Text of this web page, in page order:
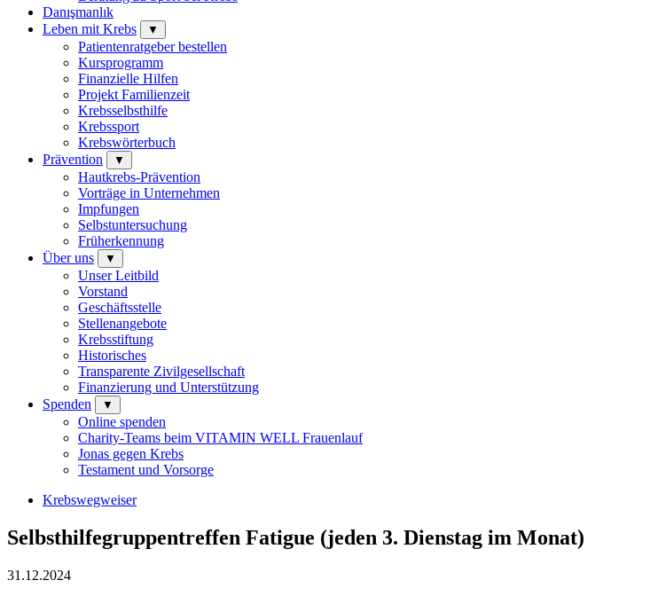
Danışmanlık
Leben mit Krebs
▼
Patientenratgeber bestellen
Kursprogramm
Finanzielle Hilfen
Projekt Familienzeit
Krebsselbsthilfe
Krebssport
Krebswörterbuch
Prävention
▼
Hautkrebs-Prävention
Vorträge in Unternehmen
Impfungen
Selbstuntersuchung
Früherkennung
Über uns
▼
Unser Leitbild
Vorstand
Geschäftsstelle
Stellenangebote
Krebsstiftung
Historisches
Transparente Zivilgesellschaft
Finanzierung und Unterstützung
Spenden
▼
Online spenden
Charity-Teams beim VITAMIN WELL Frauenlauf
Jonas gegen Krebs
Testament und Vorsorge
Krebswegweiser
Selbsthilfegruppentreffen Fatigue (jeden 3. Dienstag im Monat)
31.12.2024